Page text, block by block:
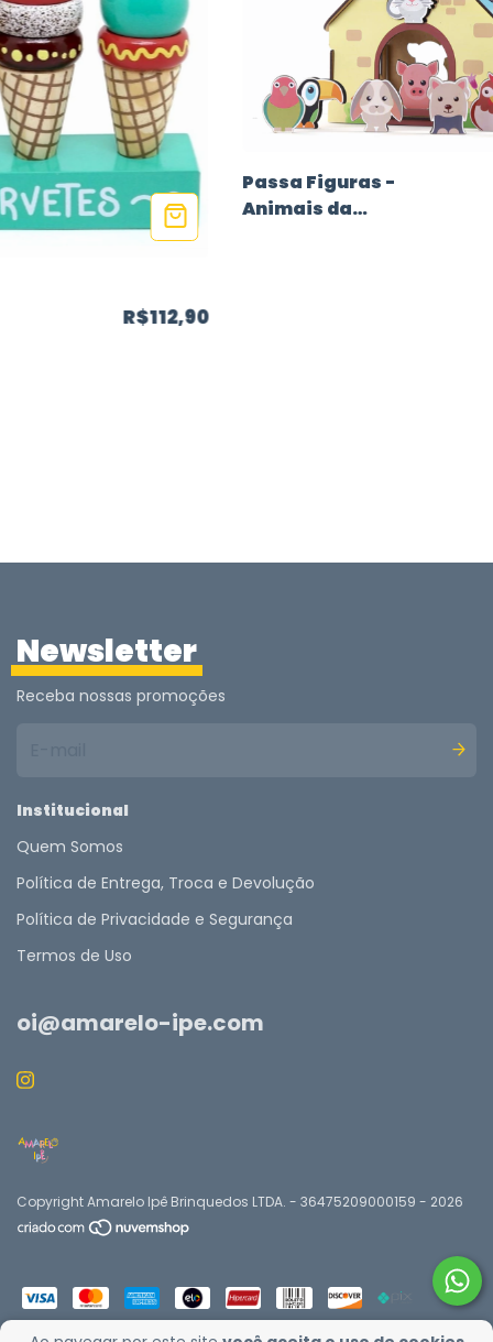
R$112,90
Passa Figuras -
Animais da
Newsletter
Receba nossas promoções
Institucional
Quem Somos
Política de Entrega, Troca e Devolução
Política de Privacidade e Segurança
Termos de Uso
oi@amarelo-ipe.com
Copyright Amarelo Ipê Brinquedos LTDA. - 36475209000159 - 2026